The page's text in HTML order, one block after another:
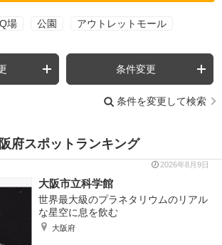
場 公園 アウトレットモール
条件変更
条件を変更して検索
府スポットランキング
2026年8月9日
大阪市立科学館
世界最大級のプラネタリウムのリアル
な星空に息を飲む
大阪府